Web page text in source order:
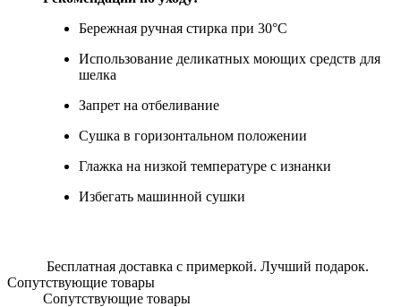
Бережная ручная стирка при 30°C
Использование деликатных моющих средств для
шелка
Запрет на отбеливание
Сушка в горизонтальном положении
Глажка на низкой температуре с изнанки
Избегать машинной сушки
Бесплатная доставка с примеркой. Лучший подарок.
Сопутствующие товары
Сопутствующие товары